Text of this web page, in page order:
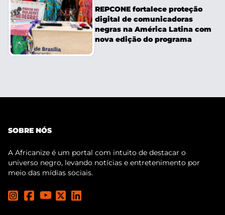
REPCONE fortalece proteção
digital de comunicadoras
negras na América Latina com
nova edição do programa
SOBRE NÓS
A Africanize é um portal com intuito de destacar o
universo negro, levando notícias e entretenimento por
meio das mídias sociais.